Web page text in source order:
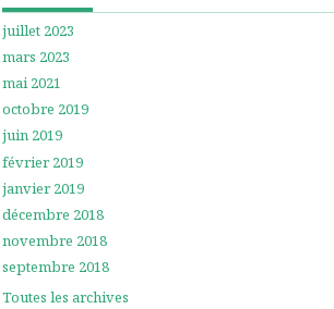
juillet 2023
mars 2023
mai 2021
octobre 2019
juin 2019
février 2019
janvier 2019
décembre 2018
novembre 2018
septembre 2018
Toutes les archives